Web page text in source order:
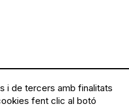
i de tercers amb finalitats
fent clic al botó